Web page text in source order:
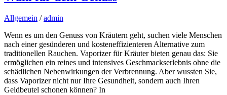
Allgemein /admin
Wenn es um den Genuss von Kräutern geht, suchen viele Menschen
nach einer gesünderen und kosteneffizienteren Alternative zum
traditionellen Rauchen. Vaporizer für Kräuter bieten genau das: Sie
ermöglichen ein reines und intensives Geschmackserlebnis ohne die
schädlichen Nebenwirkungen der Verbrennung. Aber wussten Sie,
dass Vaporizer nicht nur Ihre Gesundheit, sondern auch Ihren
Geldbeutel schonen können? In